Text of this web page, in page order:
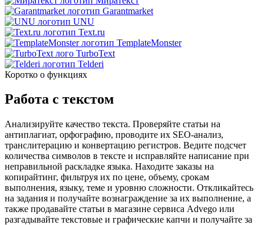
Garantmarket
UNU
Text.ru
TemplateMonster
TurboText
Telderi
Коротко о функциях
Работа с текстом
Анализируйте качество текста. Проверяйте статьи на
антиплагиат, орфографию, проводите их SEO-анализ,
транслитерацию и конвертацию регистров. Ведите подсчет
количества символов в тексте и исправляйте написание при
неправильной раскладке языка. Находите заказы на
копирайтинг, фильтруя их по цене, объему, срокам
выполнения, языку, теме и уровню сложности. Откликайтесь
на задания и получайте вознаграждение за их выполнение, а
также продавайте статьи в магазине сервиса Advego или
разгадывайте текстовые и графические капчи и получайте за